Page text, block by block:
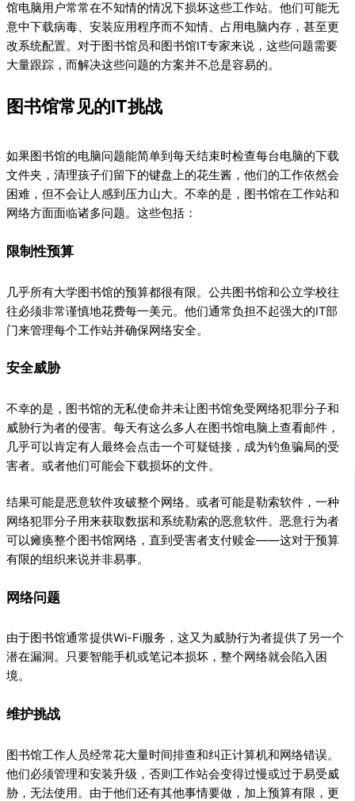
馆电脑用户常常在不知情的情况下损坏这些工作站。他们可能无
意中下载病毒、安装应用程序而不知情、占用电脑内存，甚至更
改系统配置。对于图书馆员和图书馆IT专家来说，这些问题需要
大量跟踪，而解决这些问题的方案并不总是容易的。
图书馆常见的IT挑战
如果图书馆的电脑问题能简单到每天结束时检查每台电脑的下载
文件夹，清理孩子们留下的键盘上的花生酱，他们的工作依然会
困难，但不会让人感到压力山大。不幸的是，图书馆在工作站和
网络方面面临诸多问题。这些包括：
限制性预算
几乎所有大学图书馆的预算都很有限。公共图书馆和公立学校往
往必须非常谨慎地花费每一美元。他们通常负担不起强大的IT部
门来管理每个工作站并确保网络安全。
安全威胁
不幸的是，图书馆的无私使命并未让图书馆免受网络犯罪分子和
威胁行为者的侵害。每天有这么多人在图书馆电脑上查看邮件，
几乎可以肯定有人最终会点击一个可疑链接，成为钓鱼骗局的受
害者。或者他们可能会下载损坏的文件。
结果可能是恶意软件攻破整个网络。或者可能是勒索软件，一种
网络犯罪分子用来获取数据和系统勒索的恶意软件。恶意行为者
可以瘫痪整个图书馆网络，直到受害者支付赎金——这对于预算
有限的组织来说并非易事。
网络问题
由于图书馆通常提供Wi-Fi服务，这又为威胁行为者提供了另一个
潜在漏洞。只要智能手机或笔记本损坏，整个网络就会陷入困
境。
维护挑战
图书馆工作人员经常花大量时间排查和纠正计算机和网络错误。
他们必须管理和安装升级，否则工作站会变得过慢或过于易受威
胁，无法使用。由于他们还有其他事情要做，加上预算有限，更